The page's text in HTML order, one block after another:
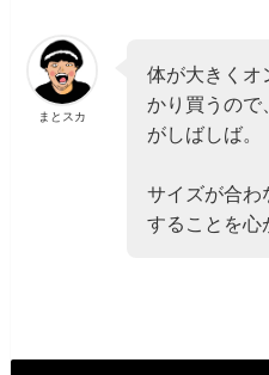
まとスカ
体が大きくオ
かり買うので
がしばしば。
サイズが合わ
することを心